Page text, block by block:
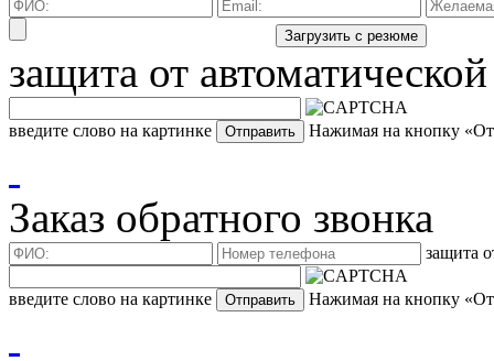
защита от
введите слово на картинке Нажимая на кнопку
Заказ обратного звонка
защита
введите слово на картинке Нажимая на кнопку